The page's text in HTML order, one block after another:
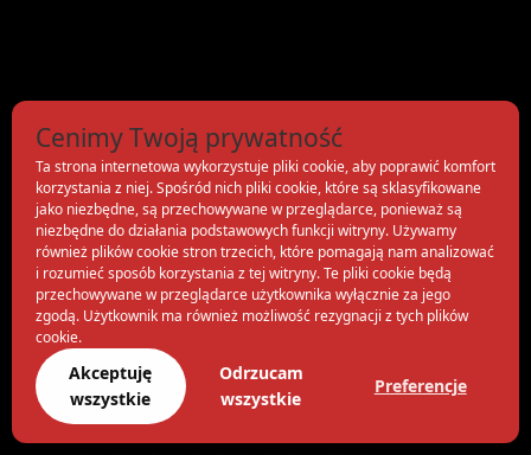
Cenimy Twoją prywatność
Ta strona internetowa wykorzystuje pliki cookie, aby poprawić komfort
korzystania z niej. Spośród nich pliki cookie, które są sklasyfikowane
jako niezbędne, są przechowywane w przeglądarce, ponieważ są
niezbędne do działania podstawowych funkcji witryny. Używamy
również plików cookie stron trzecich, które pomagają nam analizować
i rozumieć sposób korzystania z tej witryny. Te pliki cookie będą
przechowywane w przeglądarce użytkownika wyłącznie za jego
zgodą. Użytkownik ma również możliwość rezygnacji z tych plików
cookie.
Akceptuję
wszystkie
Odrzucam
wszystkie
Preferencje